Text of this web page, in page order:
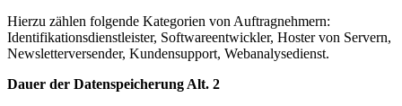
Hierzu zählen folgende Kategorien von Auftragnehmern:
Identifikationsdienstleister, Softwareentwickler, Hoster von Servern,
Newsletterversender, Kundensupport, Webanalysedienst.
Dauer der Datenspeicherung Alt. 2